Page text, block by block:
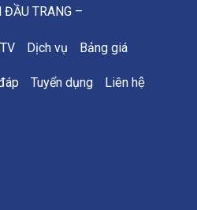
ĐẦU TRANG –
Dịch vụ Bảng giá
Tuyển dụng Liên hệ